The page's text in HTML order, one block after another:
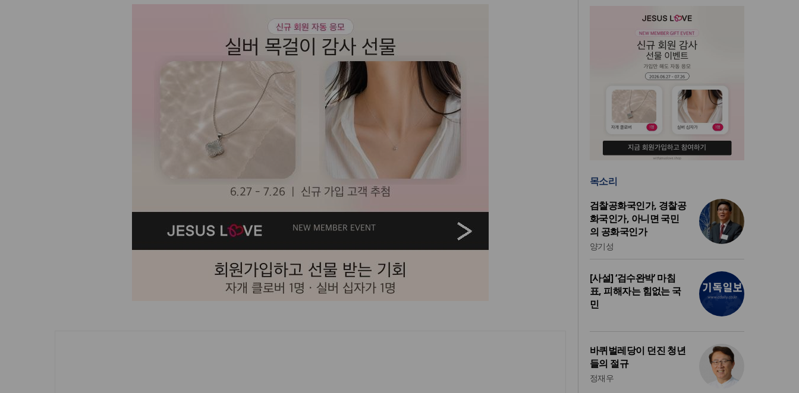
목소리
검찰공화국인가, 경찰공
화국인가, 아니면 국민
의 공화국인가
양기성
[사설] ‘검수완박’ 마침
표, 피해자는 힘없는 국
민
바퀴벌레당이 던진 청년
들의 절규
정재우